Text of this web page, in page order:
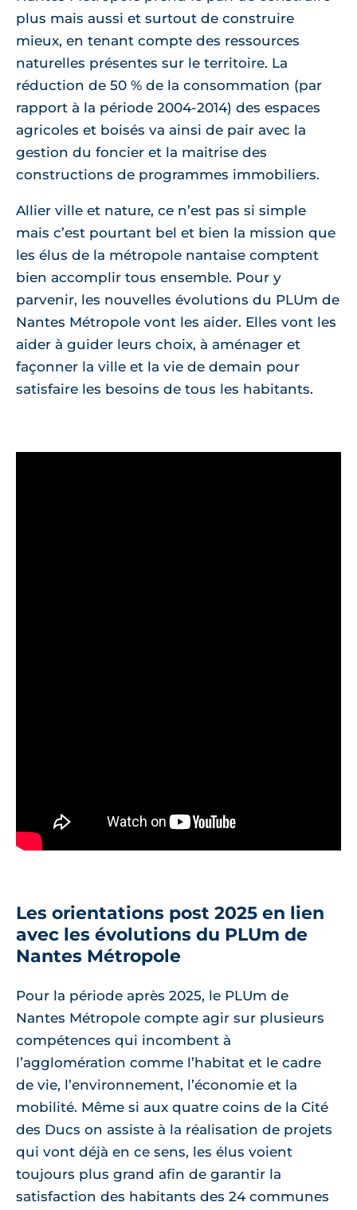
plus mais aussi et surtout de construire
mieux, en tenant compte des ressources
naturelles présentes sur le territoire. La
réduction de 50 % de la consommation (par
rapport à la période 2004-2014) des espaces
agricoles et boisés va ainsi de pair avec la
gestion du foncier et la maitrise des
constructions de programmes immobiliers.
Allier ville et nature, ce n’est pas si simple
mais c’est pourtant bel et bien la mission que
les élus de la métropole nantaise comptent
bien accomplir tous ensemble. Pour y
parvenir, les nouvelles évolutions du PLUm de
Nantes Métropole vont les aider. Elles vont les
aider à guider leurs choix, à aménager et
façonner la ville et la vie de demain pour
satisfaire les besoins de tous les habitants.
Les orientations post 2025 en lien
avec les évolutions du PLUm de
Nantes Métropole
Pour la période après 2025, le PLUm de
Nantes Métropole compte agir sur plusieurs
compétences qui incombent à
l’agglomération comme l’habitat et le cadre
de vie, l’environnement, l’économie et la
mobilité. Même si aux quatre coins de la Cité
des Ducs on assiste à la réalisation de projets
qui vont déjà en ce sens, les élus voient
toujours plus grand afin de garantir la
satisfaction des habitants des 24 communes